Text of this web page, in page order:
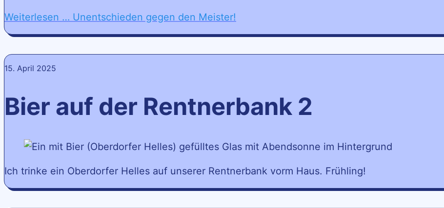
Weiterlesen … Unentschieden gegen den Meister!
15. April 2025
Bier auf der Rentnerbank 2
Ich trinke ein Oberdorfer Helles auf unserer Rentnerbank vorm Haus. Frühling!